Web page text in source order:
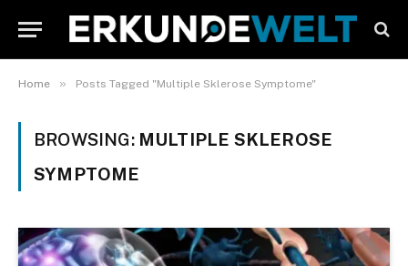
Home » Posts Tagged "Multiple Sklerose Symptome"
BROWSING: MULTIPLE SKLEROSE
SYMPTOME